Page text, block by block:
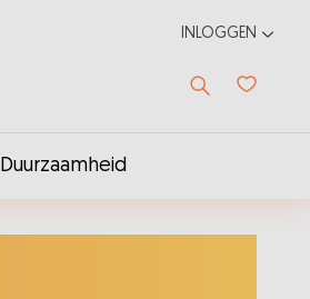
INLOGGEN
Duurzaamheid